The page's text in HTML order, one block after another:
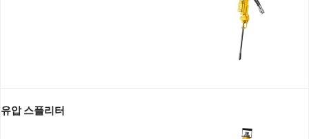
유압 스플리터